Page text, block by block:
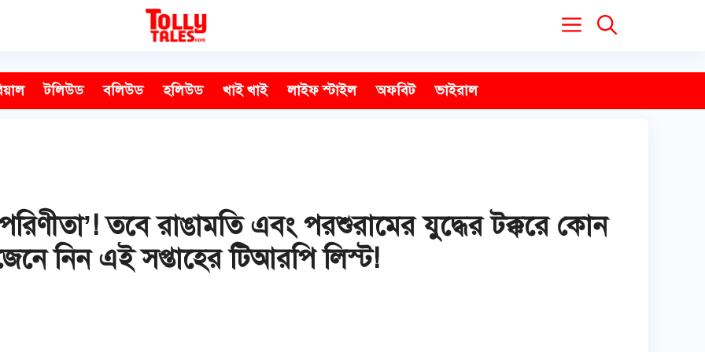
টলিউড বলিউড হলিউড খাই খাই লাইফ স্টাইল অফবিট ভাইরাল
তবে রাঙামতি এবং পরশুরামের যুদ্ধের টক্করে কোন
নিন এই সপ্তাহের টিআরপি লিস্ট!